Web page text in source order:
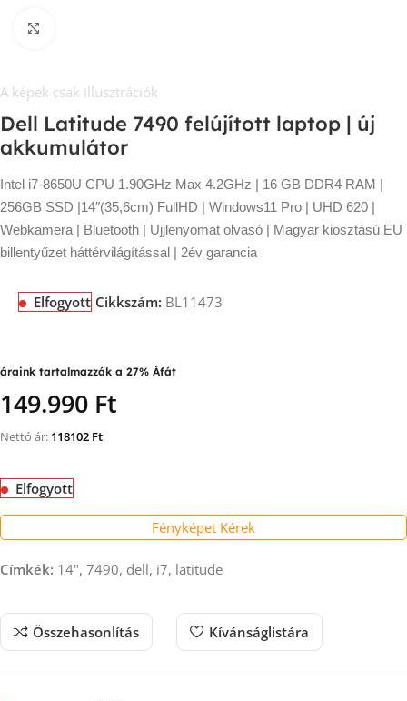
A képek csak illusztrációk
Dell Latitude 7490 felújított laptop | új
akkumulátor
Intel i7-8650U CPU 1.90GHz Max 4.2GHz | 16 GB DDR4 RAM |
256GB SSD |14″(35,6cm) FullHD | Windows11 Pro | UHD 620 |
Webkamera | Bluetooth | Ujjlenyomat olvasó | Magyar kiosztású EU
billentyűzet háttérvilágítással | 2év garancia
Elfogyott Cikkszám: BL11473
áraink tartalmazzák a 27% Áfát
149.990 Ft
Nettó ár: 118102 Ft
Elfogyott
Fényképet Kérek
Címkék: 14", 7490, dell, i7, latitude
Összehasonlítás Kívánságlistára